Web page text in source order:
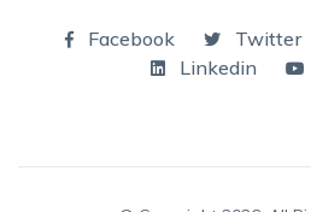
Facebook Twitter
Linkedin